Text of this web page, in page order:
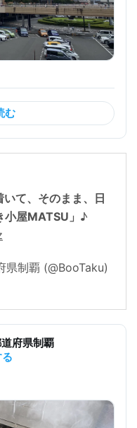
む
て、そのまま、日
屋MATSU」 ♪
制覇 (@BooTaku)
府県制覇